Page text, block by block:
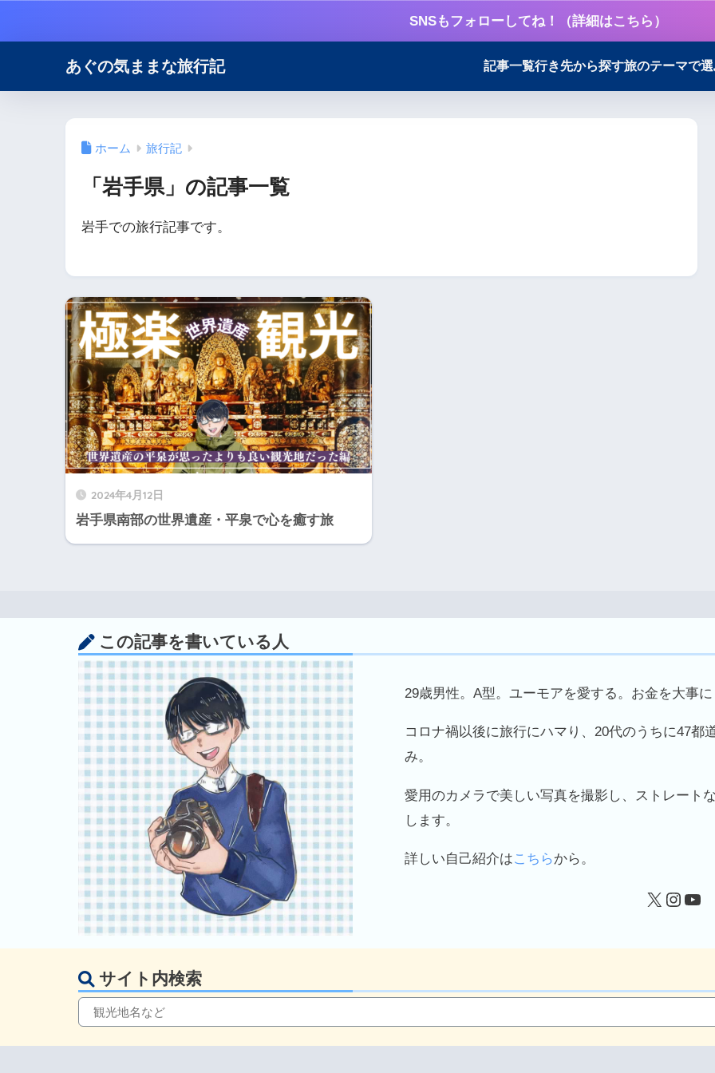
SNSもフォローしてね！（詳細はこちら）
あぐの気ままな旅行記 記事一覧行き先から探す旅のテーマで
ホーム 旅行記
「岩手県」の記事一覧
岩手での旅行記事です。
2024年4月12日
岩手県南部の世界遺産・平泉で心を癒す旅
この記事を書いている人
29歳男性。A型。ユーモアを愛する。お金を大事に
コロナ禍以後に旅行にハマり、20代のうちに47都
み。
愛用のカメラで美しい写真を撮影し、ストレート
します。
詳しい自己紹介はこちらから。
サイト内検索